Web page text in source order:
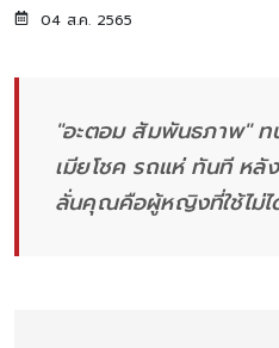
04 ส.ค. 2565
"อะตอม สัมพันธภาพ" ท
เมียโชค รถแห่ ทันที หลั
ลั่นคุณคือผู้หญิงที่ใช้ไม่ไ